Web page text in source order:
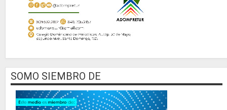
SOMO SIEMBRO DE